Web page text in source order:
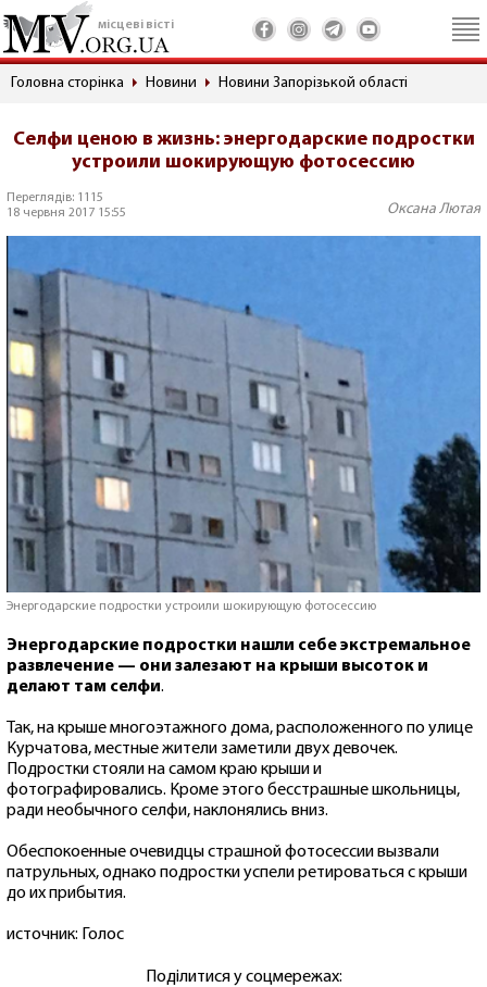
місцеві вісті
Головна сторінка Новини Новини Запорізькой області
Селфи ценою в жизнь: энергодарские подростки
устроили шокирующую фотосессию
Переглядів: 1115
18 червня 2017 15:55
Оксана Лютая
Энергодарские подростки устроили шокирующую фотосессию
Энергодарские подростки нашли себе экстремальное
развлечение — они залезают на крыши высоток и
делают там селфи.
Так, на крыше многоэтажного дома, расположенного по улице
Курчатова, местные жители заметили двух девочек.
Подростки стояли на самом краю крыши и
фотографировались. Кроме этого бесстрашные школьницы,
ради необычного селфи, наклонялись вниз.
Обеспокоенные очевидцы страшной фотосессии вызвали
патрульных, однако подростки успели ретироваться с крыши
до их прибытия.
источник: Голос
Поділитися у соцмережах: